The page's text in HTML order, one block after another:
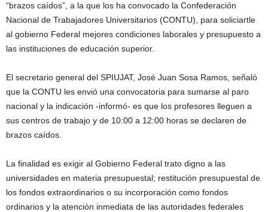
“brazos caídos”, a la que los ha convocado la Confederación
Nacional de Trabajadores Universitarios (CONTU), para soliciartle
al gobierno Federal mejores condiciones laborales y presupuesto a
las instituciones de educación superior.
El secretario general del SPIUJAT, José Juan Sosa Ramos, señaló
que la CONTU les envió una convocatoria para sumarse al paro
nacional y la indicación -informó- es que los profesores lleguen a
sus centros de trabajo y de 10:00 a 12:00 horas se declaren de
brazos caídos.
La finalidad es exigir al Gobierno Federal trato digno a las
universidades en materia presupuestal; restitución presupuestal de
los fondos extraordinarios o su incorporación como fondos
ordinarios y la atención inmediata de las autoridades federales